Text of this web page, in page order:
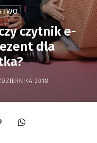
czytnik e-
dla
2018